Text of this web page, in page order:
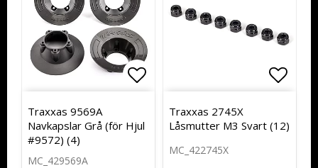
Lägg till i favoritlistan
Traxxas 9569A
Navkapslar Grå (för Hjul
#9572) (4)
MC_429569A
Traxxas 2745X
Låsmutter M3 Svart (12)
MC_422745X